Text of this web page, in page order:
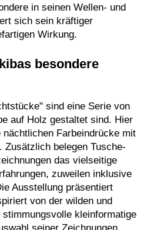
in seinen Wellen- und
sich sein kräftiger
Wirkung.
besondere
sind eine Serie von
auf Holz gestaltet sind. Hier
Farbeindrücke mit
Zusätzlich belegen Tusche-
das vielseitige
zuweilen inklusive
Ausstellung präsentiert
von der wilden und
kleinformatige